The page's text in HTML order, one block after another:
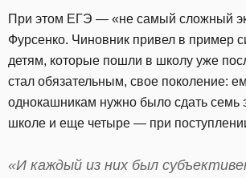
При этом ЕГЭ — «не самый сложный
Фурсенко. Чиновник привел в пример
детям, которые пошли в школу уже
стал обязательным, свое поколение:
однокашникам нужно было сдать семь
школе и еще четыре — при
«И каждый из них был